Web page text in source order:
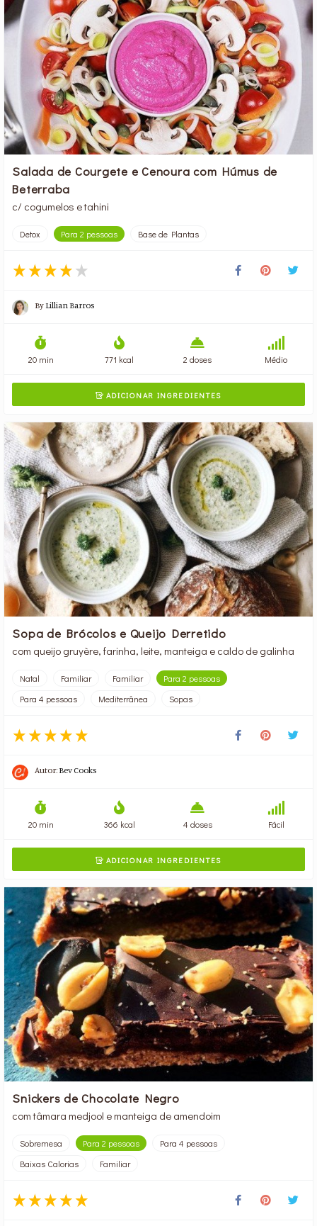
Salada de Courgete e Cenoura com Húmus de
Beterraba
c/ cogumelos e tahini
Detox Para 2 pessoas Base de Plantas
ByLillian Barros
20 min 771 kcal 2 doses Médio
ADICIONAR INGREDIENTES
Sopa de Brócolos e Queijo Derretido
com queijo gruyère, farinha, leite, manteiga e caldo de galinha
Natal Familiar Familiar
Para 2 pessoas
Para 4 pessoas
Mediterrânea Sopas
Autor:Bev Cooks
20 min 366 kcal 4 doses Fácil
ADICIONAR INGREDIENTES
Snickers de Chocolate Negro
com tâmara medjool e manteiga de amendoim
Sobremesa Para 2 pessoas
Para 4 pessoas
Baixas Calorias
Familiar